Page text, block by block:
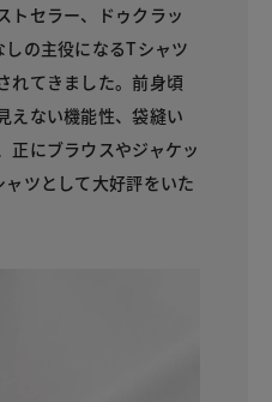
トセラー、ドゥクラッ
の主役になるTシャツ
れてきました。前身頃
えない機能性、袋縫い
正にブラウスやジャケッ
ツとして大好評をいた